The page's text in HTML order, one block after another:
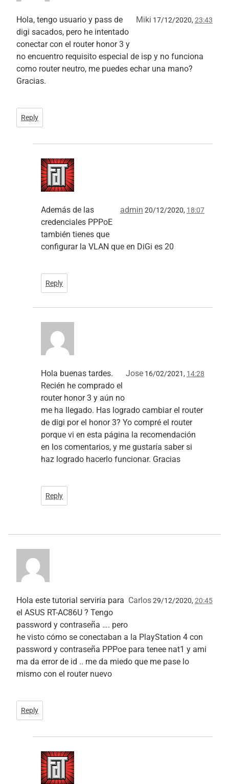
Miki 17/12/2020, 23:43
Hola, tengo usuario y pass de
digi sacados, pero he intentado
conectar con el router honor 3 y
no encuentro requisito especial de isp y no funciona
como router neutro, me puedes echar una mano?
Gracias.
Reply
admin 20/12/2020, 18:07
Además de las
credenciales PPPoE
también tienes que
configurar la VLAN que en DiGi es 20
Reply
Jose 16/02/2021, 14:28
Hola buenas tardes.
Recién he comprado el
router honor 3 y aún no
me ha llegado. Has logrado cambiar el router
de digi por el honor 3? Yo compré el router
porque vi en esta página la recomendación
en los comentarios, y me gustaría saber si
haz logrado hacerlo funcionar. Gracias
Reply
Carlos29/12/2020, 20:45
Hola este tutorial serviria para
el ASUS RT-AC86U ? Tengo
password y contraseña …. pero
he visto cómo se conectaban a la PlayStation 4 con
password y contraseña PPPoe para tenee nat1 y ami
ma da error de id .. me da miedo que me pase lo
mismo con el router nuevo
Reply